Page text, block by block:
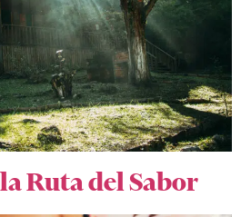
Ruta del Sabor